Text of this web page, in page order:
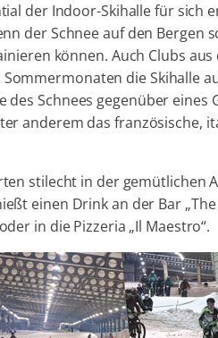
der Indoor-Skihalle für sich
der Schnee auf den Bergen
können. Auch Clubs aus
die Skihalle
Schnees gegenüber eines
anderem das französische,
stilecht in der gemütlichen
einen Drink an der Bar „The
in die Pizzeria „Il Maestro“.